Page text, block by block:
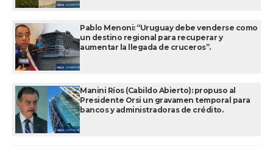
Pablo Menoni: “Uruguay debe venderse como
un destino regional para recuperar y
aumentar la llegada de cruceros”.
Manini Ríos (Cabildo Abierto): propuso al
Presidente Orsi un gravamen temporal para
bancos y administradoras de crédito.